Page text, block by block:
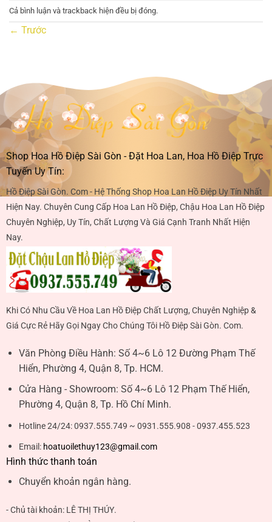
Cả bình luận và trackback hiện đều bị đóng.
← Trước
Shop Hoa Hồ Điệp Sài Gòn - Đặt Hoa Lan, Hoa Hồ Điệp Trực
Tuyến Uy Tín:
Hồ Điệp Sài Gòn. Com - Hệ Thống Shop Hoa Lan Hồ Điệp Uy Tín Nhất
Hiện Nay. Chuyên Cung Cấp Hoa Lan Hồ Điệp, Chậu Hoa Lan Hồ Điệp
Chuyên Nghiệp, Uy Tín, Chất Lượng Và Giá Cạnh Tranh Nhất Hiện
Nay.
Khi Có Nhu Cầu Về Hoa Lan Hồ Điệp Chất Lượng, Chuyên Nghiệp &
Giá Cực Rẻ Hãy Gọi Ngay Cho Chúng Tôi Hồ Điệp Sài Gòn. Com.
Văn Phòng Điều Hành: Số 4~6 Lô 12 Đường Phạm Thế
Hiển, Phường 4, Quận 8, Tp. HCM.
Cửa Hàng - Showroom: Số 4~6 Lô 12 Phạm Thế Hiển,
Phường 4, Quận 8, Tp. Hồ Chí Minh.
Hotline 24/24:0937.555.749 ~ 0931.555.908 - 0937.455.523
Email: hoatuoilethuy123@gmail.com
Hình thức thanh toán
Chuyển khoản ngân hàng.
- Chủ tài khoản: LÊ THỊ THÚY.